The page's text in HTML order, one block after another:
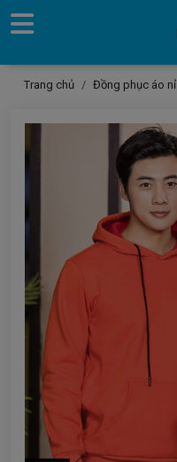
Trang chủ Đồng phục áo nỉ